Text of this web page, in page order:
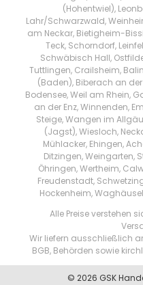
(Hohentwiel),
Lahr/Schwarzwald,
am Neckar, Bietigheim-
Teck, Schorndorf,
Schwäbisch Hall,
Tuttlingen, Crailsheim,
(Baden), Biberach an
Bodensee, Weil am Rhein,
an der Enz, Winnenden,
Steige, Wangen im
(Jagst), Wiesloch,
Mühlacker, Ehingen,
Ditzingen, Weingarten,
Öhringen, Wertheim,
Freudenstadt,
Hockenheim,
Alle Preise verstehen
Wir liefern ausschließlich
BGB, Behörden sowie
© 2026 GSK